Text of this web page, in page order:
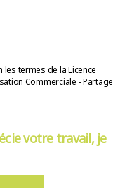
termes de la Licence
Commerciale - Partage
votre travail, je